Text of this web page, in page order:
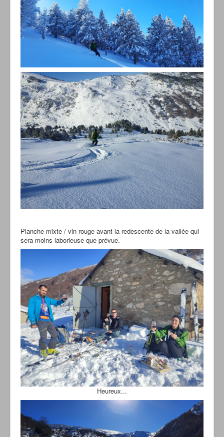
Planche mixte / vin rouge avant la redescente de la vallée qui
sera moins laborieuse que prévue.
Heureux...